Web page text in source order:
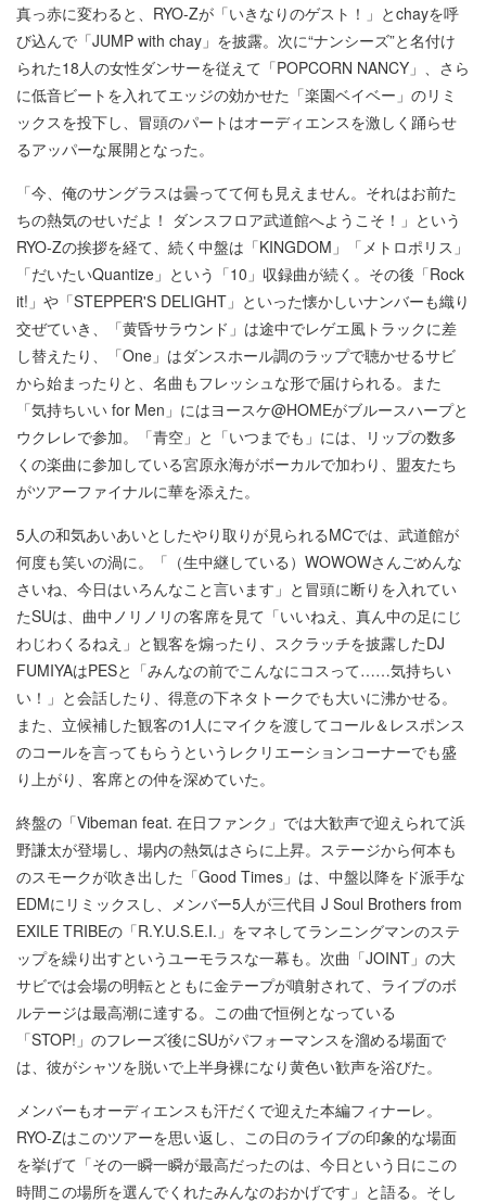
真っ赤に変わると、RYO-Zが「いきなりのゲスト！」とchayを呼
び込んで「JUMP with chay」を披露。次に“ナンシーズ”と名付け
られた18人の女性ダンサーを従えて「POPCORN NANCY」、さら
に低音ビートを入れてエッジの効かせた「楽園ベイベー」のリミ
ックスを投下し、冒頭のパートはオーディエンスを激しく踊らせ
るアッパーな展開となった。
「今、俺のサングラスは曇ってて何も見えません。それはお前た
ちの熱気のせいだよ！ ダンスフロア武道館へようこそ！」という
RYO-Zの挨拶を経て、続く中盤は「KINGDOM」「メトロポリス」
「だいたいQuantize」という「10」収録曲が続く。その後「Rock
it!」や「STEPPER'S DELIGHT」といった懐かしいナンバーも織り
交ぜていき、「黄昏サラウンド」は途中でレゲエ風トラックに差
し替えたり、「One」はダンスホール調のラップで聴かせるサビ
から始まったりと、名曲もフレッシュな形で届けられる。また
「気持ちいい for Men」にはヨースケ@HOMEがブルースハープと
ウクレレで参加。「青空」と「いつまでも」には、リップの数多
くの楽曲に参加している宮原永海がボーカルで加わり、盟友たち
がツアーファイナルに華を添えた。
5人の和気あいあいとしたやり取りが見られるMCでは、武道館が
何度も笑いの渦に。「（生中継している）WOWOWさんごめんな
さいね、今日はいろんなこと言います」と冒頭に断りを入れてい
たSUは、曲中ノリノリの客席を見て「いいねえ、真ん中の足にじ
わじわくるねえ」と観客を煽ったり、スクラッチを披露したDJ
FUMIYAはPESと「みんなの前でこんなにコスって……気持ちい
い！」と会話したり、得意の下ネタトークでも大いに沸かせる。
また、立候補した観客の1人にマイクを渡してコール＆レスポンス
のコールを言ってもらうというレクリエーションコーナーでも盛
り上がり、客席との仲を深めていた。
終盤の「Vibeman feat. 在日ファンク」では大歓声で迎えられて浜
野謙太が登場し、場内の熱気はさらに上昇。ステージから何本も
のスモークが吹き出した「Good Times」は、中盤以降をド派手な
EDMにリミックスし、メンバー5人が三代目 J Soul Brothers from
EXILE TRIBEの「R.Y.U.S.E.I.」をマネしてランニングマンのステ
ップを繰り出すというユーモラスな一幕も。次曲「JOINT」の大
サビでは会場の明転とともに金テープが噴射されて、ライブのボ
ルテージは最高潮に達する。この曲で恒例となっている
「STOP!」のフレーズ後にSUがパフォーマンスを溜める場面で
は、彼がシャツを脱いで上半身裸になり黄色い歓声を浴びた。
メンバーもオーディエンスも汗だくで迎えた本編フィナーレ。
RYO-Zはこのツアーを思い返し、この日のライブの印象的な場面
を挙げて「その一瞬一瞬が最高だったのは、今日という日にこの
時間この場所を選んでくれたみんなのおかげです」と語る。そし